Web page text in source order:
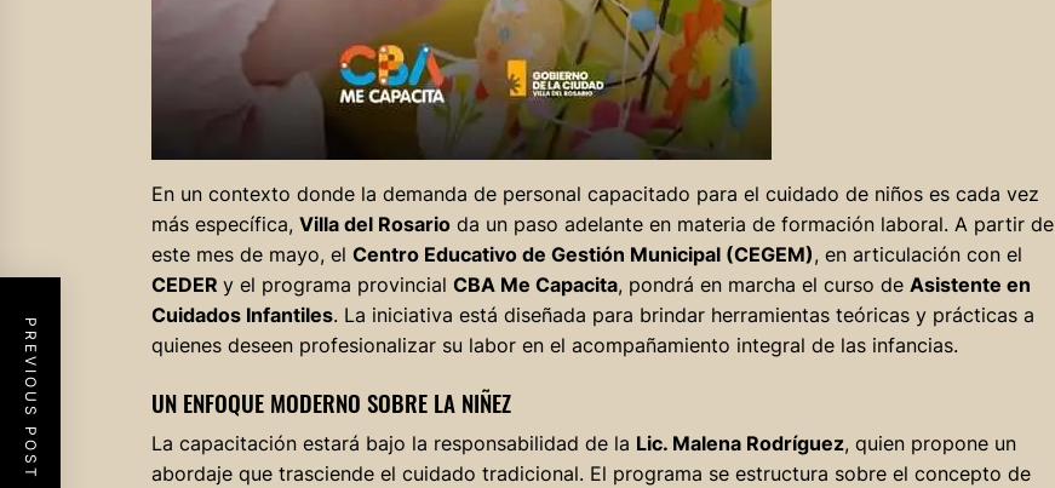
En un contexto donde la demanda de personal capacitado para el cuidado de niños es cada vez
más específica, Villa del Rosarioda un paso adelante en materia de formación laboral. A partir de
este mes de mayo, el Centro Educativo de Gestión Municipal (CEGEM), en articulación con el
CEDER y el programa provincial CBA Me Capacita, pondrá en marcha el curso de Asistente en
Cuidados Infantiles. La iniciativa está diseñada para brindar herramientas teóricas y prácticas a
quienes deseen profesionalizar su labor en el acompañamiento integral de las infancias.
UN ENFOQUE MODERNO SOBRE LA NIÑEZ
La capacitación estará bajo la responsabilidad de la Lic. Malena Rodríguez, quien propone un
abordaje que trasciende el cuidado tradicional. El programa se estructura sobre el concepto de
PREVIOUS POST